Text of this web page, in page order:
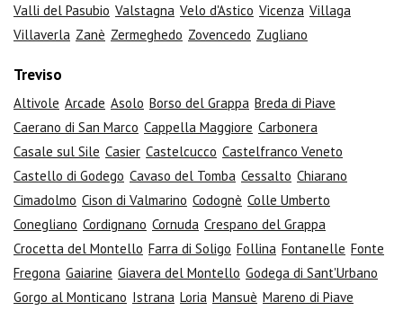
Valli del Pasubio Valstagna Velo d'Astico Vicenza Villaga
Villaverla Zanè Zermeghedo Zovencedo Zugliano
Treviso
Altivole Arcade Asolo Borso del Grappa Breda di Piave
Caerano di San Marco Cappella Maggiore Carbonera
Casale sul Sile Casier Castelcucco Castelfranco Veneto
Castello di Godego Cavaso del Tomba Cessalto Chiarano
Cimadolmo Cison di Valmarino Codognè Colle Umberto
Conegliano Cordignano Cornuda Crespano del Grappa
Crocetta del Montello Farra di Soligo Follina Fontanelle Fonte
Fregona Gaiarine Giavera del Montello Godega di Sant'Urbano
Gorgo al Monticano Istrana Loria Mansuè Mareno di Piave